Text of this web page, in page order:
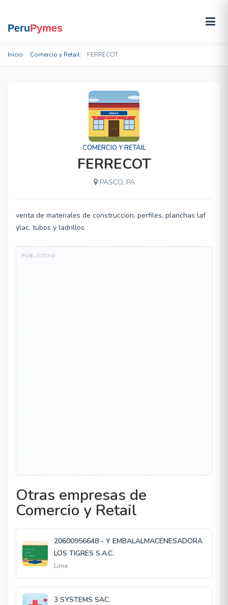
Inicio Comercio y Retail FERRECOT
COMERCIO Y RETAIL
FERRECOT
PASCO, PA
venta de materiales de construccion, perfiles, planchas laf
ylac, tubos y ladrillos
Otras empresas de
Comercio y Retail
20600956648 - Y EMBALALMACENESADORA
LOS TIGRES S.A.C.
Lima
3 SYSTEMS SAC.